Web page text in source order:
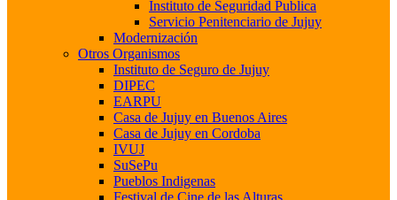
Instituto de Seguridad Publica
Servicio Penitenciario de Jujuy
Modernización
Otros Organismos
Instituto de Seguro de Jujuy
DIPEC
EARPU
Casa de Jujuy en Buenos Aires
Casa de Jujuy en Cordoba
IVUJ
SuSePu
Pueblos Indigenas
Festival de Cine de las Alturas